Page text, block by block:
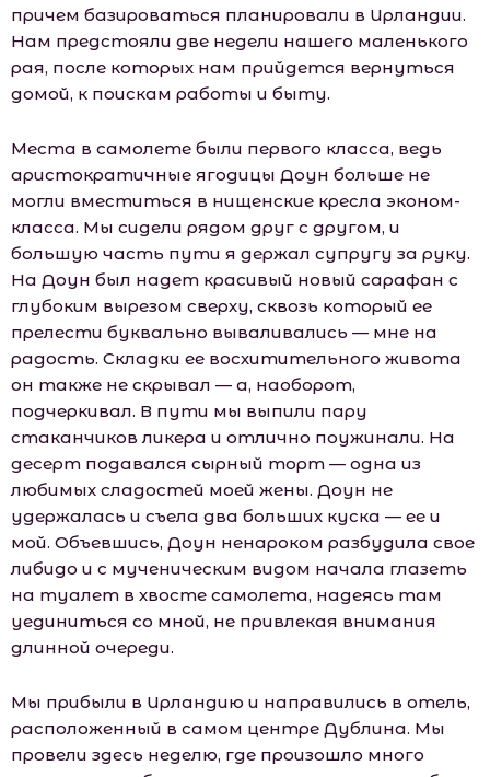
причем базироваться планировали в Ирландии.
Нам предстояли две недели нашего маленького
рая, после которых нам прийдется вернуться
домой, к поискам работы и быту.
Места в самолете были первого класса, ведь
аристократичные ягодицы Доун больше не
могли вместиться в нищенские кресла эконом-
класса. Мы сидели рядом друг с другом, и
большую часть пути я держал супругу за руку.
На Доун был надет красивый новый сарафан с
глубоким вырезом сверху, сквозь который ее
прелести буквально вываливались — мне на
радость. Складки ее восхитительного живота
он также не скрывал — а, наоборот,
подчеркивал. В пути мы выпили пару
стаканчиков ликера и отлично поужинали. На
десерт подавался сырный торт — одна из
любимых сладостей моей жены. Доун не
удержалась и съела два больших куска — ее и
мой. Объевшись, Доун ненароком разбудила свое
либидо и с мученическим видом начала глазеть
на туалет в хвосте самолета, надеясь там
уединиться со мной, не привлекая внимания
длинной очереди.
Мы прибыли в Ирландию и направились в отель,
расположенный в самом центре Дублина. Мы
провели здесь неделю, где произошло много